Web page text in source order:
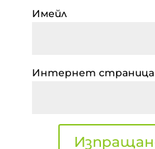
Имейл
Интернет страница